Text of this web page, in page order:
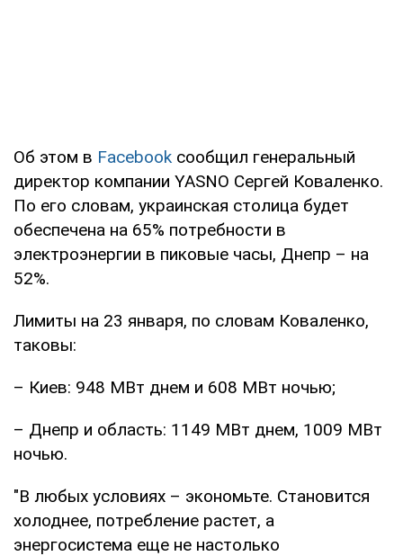
Об этом в Facebook сообщил генеральный
директор компании YASNO Сергей Коваленко.
По его словам, украинская столица будет
обеспечена на 65% потребности в
электроэнергии в пиковые часы, Днепр – на
52%.
Лимиты на 23 января, по словам Коваленко,
таковы:
– Киев: 948 МВт днем и 608 МВт ночью;
– Днепр и область: 1149 МВт днем, 1009 МВт
ночью.
"В любых условиях – экономьте. Становится
холоднее, потребление растет, а
энергосистема еще не настолько